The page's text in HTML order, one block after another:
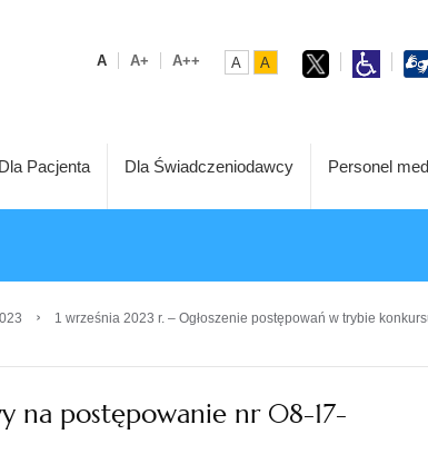
A A+ A++ A A
Dla Pacjenta Dla Świadczeniodawcy Personel
›
1 września 2023 r. – Ogłoszenie postępowań w trybie
na postępowanie nr 08-17-